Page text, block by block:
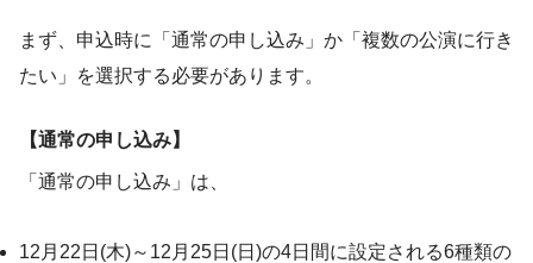
まず、申込時に「通常の申し込み」か「複数の公演に行き
たい」を選択する必要があります。
【通常の申し込み】
「通常の申し込み」は、
12月22日(木)～12月25日(日)の4日間に設定される6種類の